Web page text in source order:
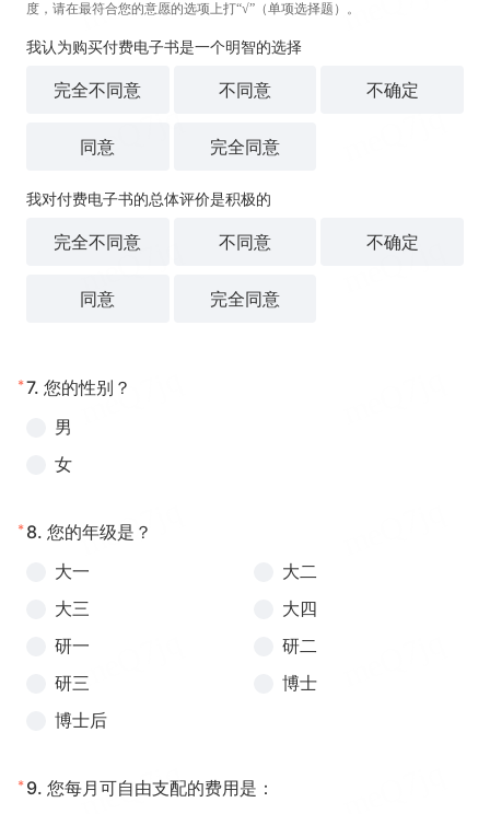
度，请在最符合您的意愿的选项上打“√”（单项选择题）。
我认为购买付费电子书是一个明智的选择
完全不同意 不同意 不确定
同意 完全同意
我对付费电子书的总体评价是积极的
完全不同意 不同意 不确定
同意 完全同意
*7. 您的性别？
男
女
* 8. 您的年级是？
大一
大二
大三
大四
研一
研二
研三
博士
博士后
* 9. 您每月可自由支配的费用是：